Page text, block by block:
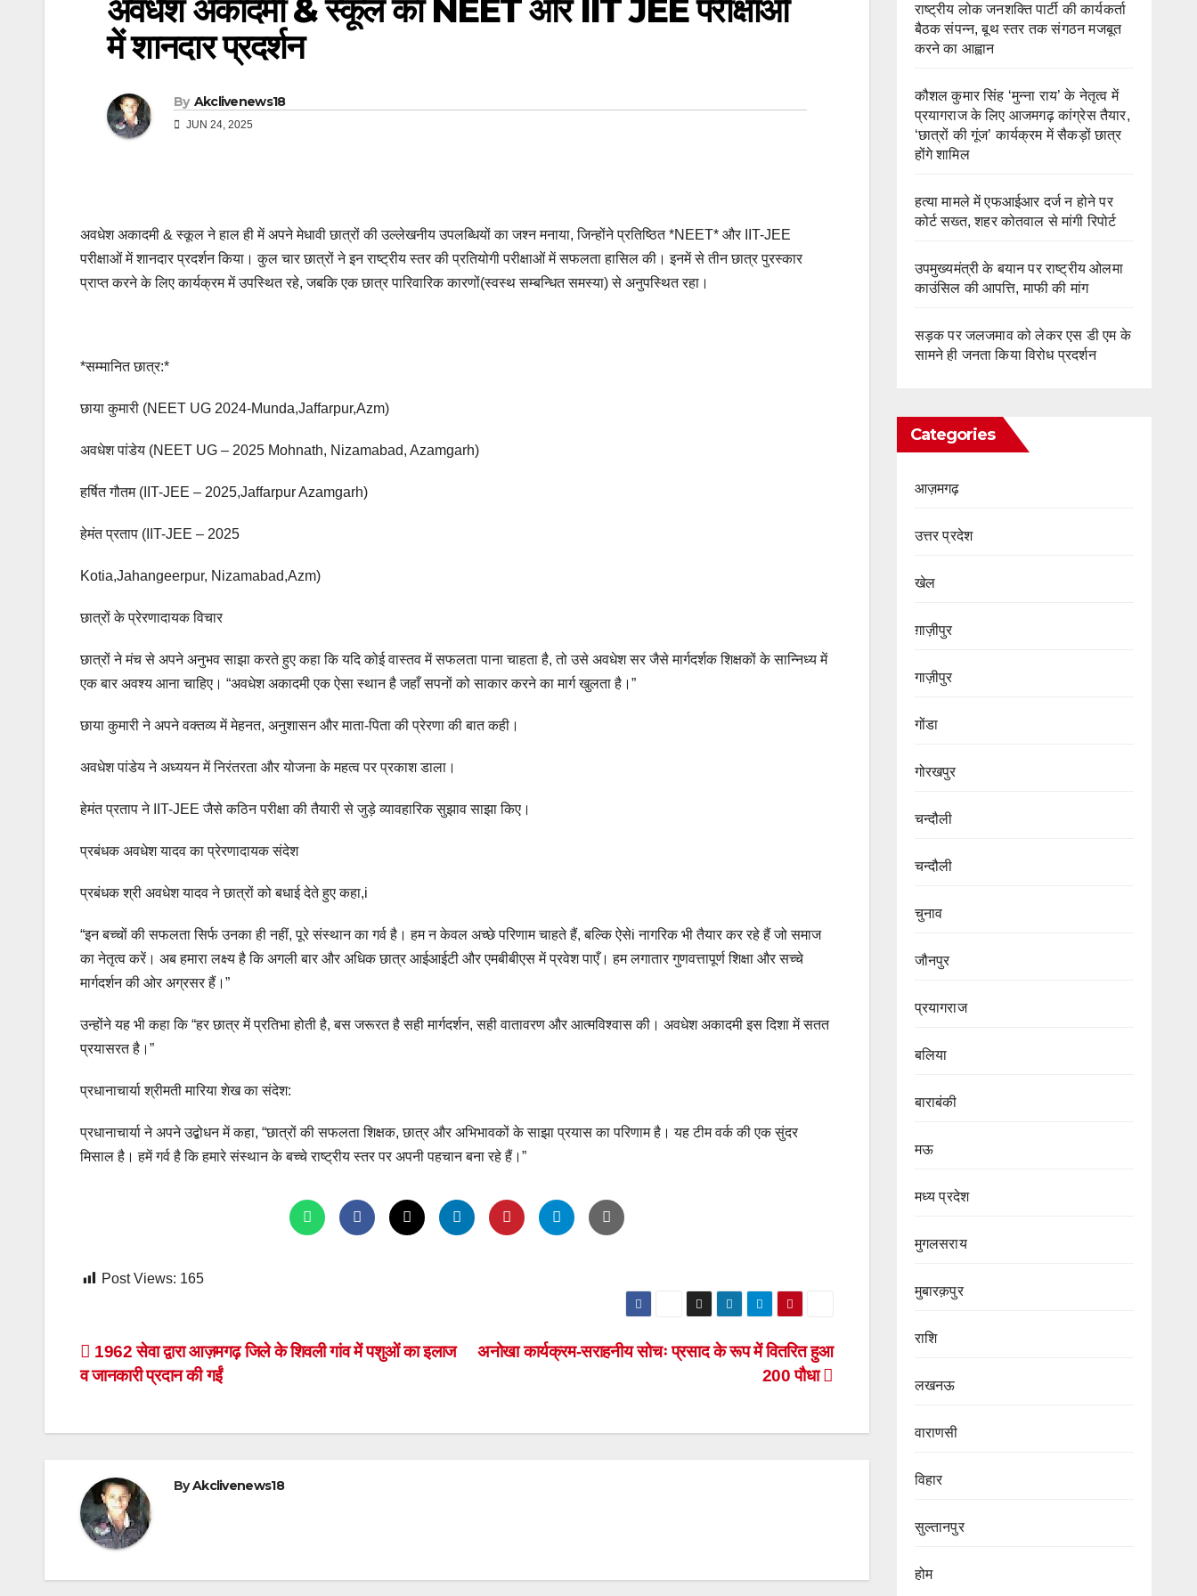
अवधेश अकादमी & स्कूल का NEET और IIT JEE परीक्षाओं
में शानदार प्रदर्शन
By Akclivenews18
JUN 24, 2025
अवधेश अकादमी & स्कूल ने हाल ही में अपने मेधावी छात्रों की उल्लेखनीय उपलब्धियों का जश्न मनाया, जिन्होंने प्रतिष्ठित *NEET* और IIT-JEE
परीक्षाओं में शानदार प्रदर्शन किया। कुल चार छात्रों ने इन राष्ट्रीय स्तर की प्रतियोगी परीक्षाओं में सफलता हासिल की। इनमें से तीन छात्र पुरस्कार
प्राप्त करने के लिए कार्यक्रम में उपस्थित रहे, जबकि एक छात्र पारिवारिक कारणों(स्वस्थ सम्बन्धित समस्या) से अनुपस्थित रहा।
*सम्मानित छात्र:*
छाया कुमारी (NEET UG 2024-Munda,Jaffarpur,Azm)
अवधेश पांडेय (NEET UG – 2025 Mohnath, Nizamabad, Azamgarh)
हर्षित गौतम (IIT-JEE – 2025,Jaffarpur Azamgarh)
हेमंत प्रताप (IIT-JEE – 2025
Kotia,Jahangeerpur, Nizamabad,Azm)
छात्रों के प्रेरणादायक विचार
छात्रों ने मंच से अपने अनुभव साझा करते हुए कहा कि यदि कोई वास्तव में सफलता पाना चाहता है, तो उसे अवधेश सर जैसे मार्गदर्शक शिक्षकों के सान्निध्य में
एक बार अवश्य आना चाहिए। “अवधेश अकादमी एक ऐसा स्थान है जहाँ सपनों को साकार करने का मार्ग खुलता है।”
छाया कुमारी ने अपने वक्तव्य में मेहनत, अनुशासन और माता-पिता की प्रेरणा की बात कही।
अवधेश पांडेय ने अध्ययन में निरंतरता और योजना के महत्व पर प्रकाश डाला।
हेमंत प्रताप ने IIT-JEE जैसे कठिन परीक्षा की तैयारी से जुड़े व्यावहारिक सुझाव साझा किए।
प्रबंधक अवधेश यादव का प्रेरणादायक संदेश
प्रबंधक श्री अवधेश यादव ने छात्रों को बधाई देते हुए कहा,i
“इन बच्चों की सफलता सिर्फ उनका ही नहीं, पूरे संस्थान का गर्व है। हम न केवल अच्छे परिणाम चाहते हैं, बल्कि ऐसेi नागरिक भी तैयार कर रहे हैं जो समाज
का नेतृत्व करें। अब हमारा लक्ष्य है कि अगली बार और अधिक छात्र आईआईटी और एमबीबीएस में प्रवेश पाएँ। हम लगातार गुणवत्तापूर्ण शिक्षा और सच्चे
मार्गदर्शन की ओर अग्रसर हैं।”
उन्होंने यह भी कहा कि “हर छात्र में प्रतिभा होती है, बस जरूरत है सही मार्गदर्शन, सही वातावरण और आत्मविश्वास की। अवधेश अकादमी इस दिशा में सतत
प्रयासरत है।”
प्रधानाचार्या श्रीमती मारिया शेख का संदेश:
प्रधानाचार्या ने अपने उद्बोधन में कहा, “छात्रों की सफलता शिक्षक, छात्र और अभिभावकों के साझा प्रयास का परिणाम है। यह टीम वर्क की एक सुंदर
मिसाल है। हमें गर्व है कि हमारे संस्थान के बच्चे राष्ट्रीय स्तर पर अपनी पहचान बना रहे हैं।”
Post Views: 165
Post
navigation
अनोखा कार्यक्रम-सराहनीय सोचः प्रसाद के रूप में वितरित हुआ
200 पौधा
1962 सेवा द्वारा आज़मगढ़ जिले के शिवली गांव में पशुओं का इलाज
व जानकारी प्रदान की गईं
ByAkclivenews18
राष्ट्रीय लोक जनशक्ति पार्टी की कार्यकर्ता
बैठक संपन्न, बूथ स्तर तक संगठन मजबूत
करने का आह्वान
कौशल कुमार सिंह ‘मुन्ना राय’ के नेतृत्व में
प्रयागराज के लिए आजमगढ़ कांग्रेस तैयार,
‘छात्रों की गूंज’ कार्यक्रम में सैकड़ों छात्र
होंगे शामिल
हत्या मामले में एफआईआर दर्ज न होने पर
कोर्ट सख्त, शहर कोतवाल से मांगी रिपोर्ट
उपमुख्यमंत्री के बयान पर राष्ट्रीय ओलमा
काउंसिल की आपत्ति, माफी की मांग
सड़क पर जलजमाव को लेकर एस डी एम के
सामने ही जनता किया विरोध प्रदर्शन
Categories
आज़मगढ़
उत्तर प्रदेश
खेल
ग़ाज़ीपुर
गाज़ीपुर
गोंडा
गोरखपुर
चन्दौली
चन्दौली
चुनाव
जौनपुर
प्रयागराज
बलिया
बाराबंकी
मऊ
मध्य प्रदेश
मुगलसराय
मुबारक़पुर
राशि
लखनऊ
वाराणसी
विहार
सुल्तानपुर
होम